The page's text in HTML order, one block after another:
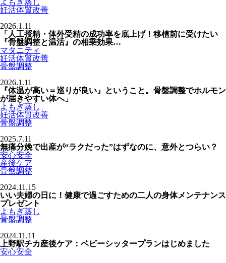
よもぎ蒸し
妊活体質改善
2026.1.11
「人工授精・体外受精の成功率を底上げ！移植前に受けたい
『骨盤調整と温活』の相乗効果…
マタニティ
妊活体質改善
骨盤調整
2026.1.11
『体温が高い＝巡りが良い』ということ。骨盤調整でホルモン
が届きやすい体へ」
よもぎ蒸し
妊活体質改善
骨盤調整
2025.7.11
無痛分娩で出産が“ラクだった”はずなのに、意外とつらい？
安心安全
産後ケア
骨盤調整
2024.11.15
いい夫婦の日に！健康で過ごすための二人の身体メンテナンス
プレゼント
よもぎ蒸し
骨盤調整
2024.11.11
上野駅チカ産後ケア：ベビーシッタープランはじめました
安心安全